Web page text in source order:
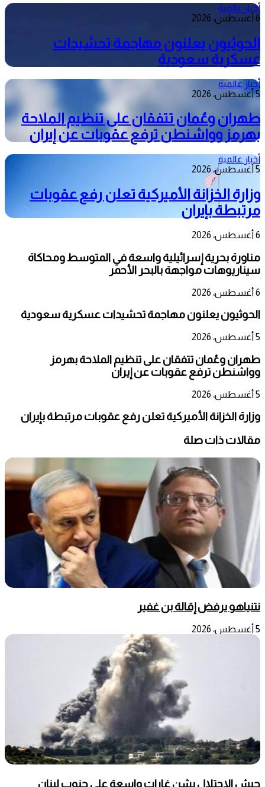
أخبار عالمية
6 أغسطس، 2026
الحوثيون يعلنون مهاجمة تحشيدات
عسكرية سعودية
أخبار عالمية
5 أغسطس، 2026
طهران وعُمان تتفقان على تنظيم الملاحة
بهرمز وواشنطن ترفع عقوبات عن إيران
أخبار عالمية
5 أغسطس، 2026
وزارة الخزانة الأميركية تعلن رفع عقوبات
مرتبطة بإيران
6 أغسطس، 2026
مناورة بحرية إسرائيلية واسعة في المتوسط ومحاكاة
سيناريوهات مواجهة بالبحر الأحمر
6 أغسطس، 2026
الحوثيون يعلنون مهاجمة تحشيدات عسكرية سعودية
5 أغسطس، 2026
طهران وعُمان تتفقان على تنظيم الملاحة بهرمز
وواشنطن ترفع عقوبات عن إيران
5 أغسطس، 2026
وزارة الخزانة الأميركية تعلن رفع عقوبات مرتبطة بإيران
مقالات ذات صلة
نتنياهو يرفض إقالة بن غفير
5 أغسطس، 2026
جيش الاحتلال يشن غارات واسعة على جنوب لبنان